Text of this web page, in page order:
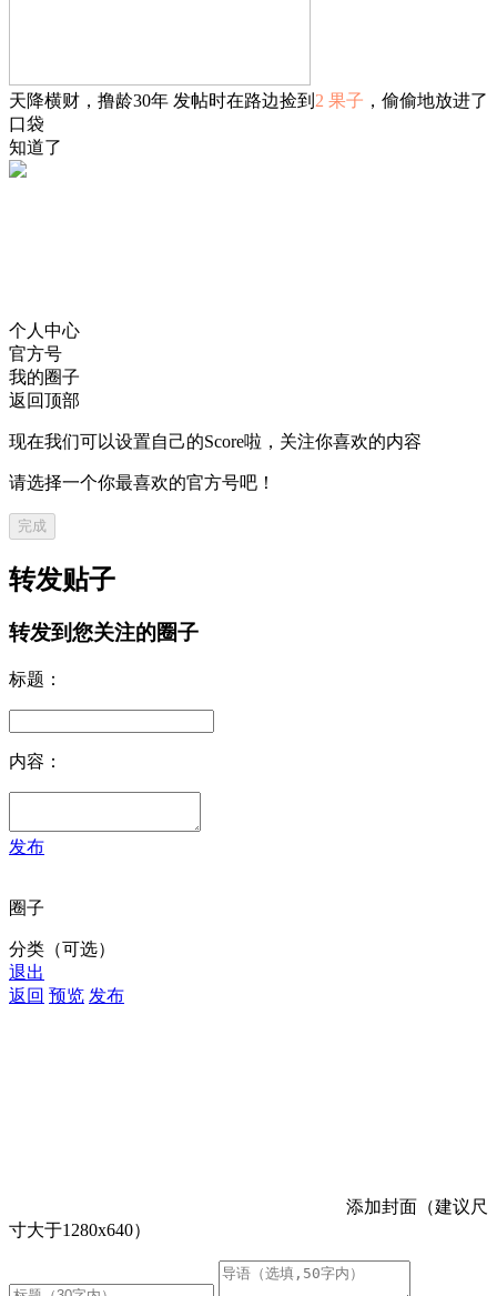
天降横财，撸龄30年 发帖时在路边捡到 2 果子 ，偷偷地放进了
口袋
知道了
个人中心
官方号
我的圈子
返回顶部
现在我们可以设置自己的Score啦，关注你喜欢的内容
请选择一个你最喜欢的官方号吧！
完成
转发贴子
转发到您关注的圈子
标题：
内容：
发布
圈子
分类（可选）
退出
返回 预览 发布
添加封面（建议尺
寸大于1280x640）